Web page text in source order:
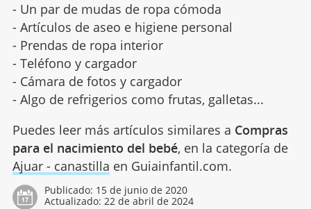
- Un par de mudas de ropa cómoda
- Artículos de aseo e higiene personal
- Prendas de ropa interior
- Teléfono y cargador
- Cámara de fotos y cargador
- Algo de refrigerios como frutas, galletas...
Puedes leer más artículos similares a Compras
para el nacimiento del bebé, en la categoría de
Ajuar - canastilla en Guiainfantil.com.
Publicado: 15 de junio de 2020
Actualizado: 22 de abril de 2024